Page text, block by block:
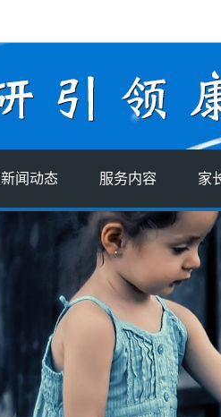
新闻动态
宜童星闻
服务内容
评估项目
服务项目
家
案